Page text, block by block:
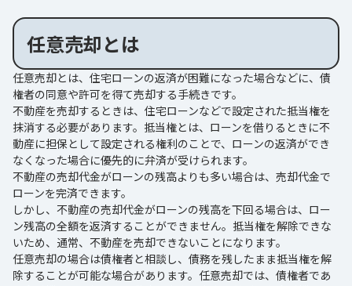
任意売却とは
任意売却とは、住宅ローンの返済が困難になった場合などに、債
権者の同意や許可を得て売却する手続きです。
不動産を売却するときは、住宅ローンなどで設定された抵当権を
抹消する必要があります。抵当権とは、ローンを借りるときに不
動産に担保として設定される権利のことで、ローンの返済ができ
なくなった場合に優先的に弁済が受けられます。
不動産の売却代金がローンの残高よりも多い場合は、売却代金で
ローンを完済できます。
しかし、不動産の売却代金がローンの残高を下回る場合は、ロー
ン残高の全額を返済することができません。抵当権を解除できな
いため、通常、不動産を売却できないことになります。
任意売却の場合は債権者と相談し、債務を残したまま抵当権を解
除することが可能な場合があります。任意売却では、債権者であ